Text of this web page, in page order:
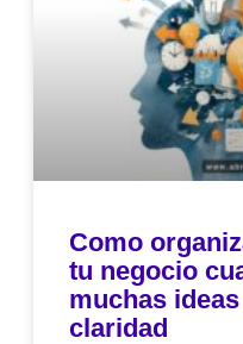
Como
tu negocio
muchas
claridad